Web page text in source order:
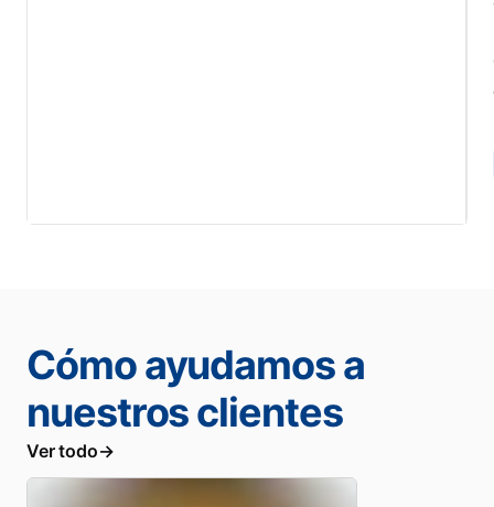
Cómo ayudamos a
nuestros clientes
Ver todo